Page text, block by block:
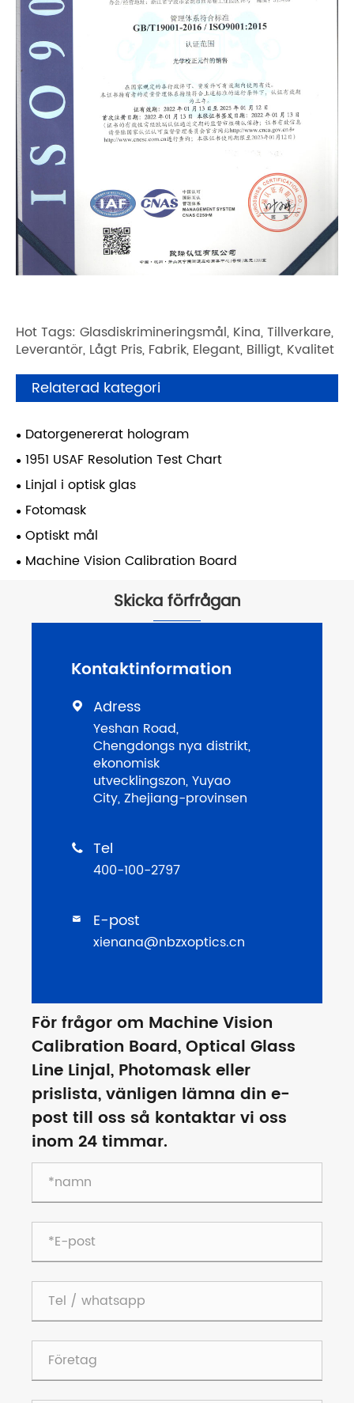
Hot Tags: Glasdiskrimineringsmål, Kina, Tillverkare,
Leverantör, Lågt Pris, Fabrik, Elegant, Billigt, Kvalitet
Relaterad kategori
Datorgenererat hologram
1951 USAF Resolution Test Chart
Linjal i optisk glas
Fotomask
Optiskt mål
Machine Vision Calibration Board
Skicka förfrågan
Kontaktinformation
 Adress
Yeshan Road,
Chengdongs nya distrikt,
ekonomisk
utvecklingszon, Yuyao
City, Zhejiang-provinsen
 Tel
400-100-2797
 E-post
xienana@nbzxoptics.cn
För frågor om Machine Vision
Calibration Board, Optical Glass
Line Linjal, Photomask eller
prislista, vänligen lämna din e-
post till oss så kontaktar vi oss
inom 24 timmar.